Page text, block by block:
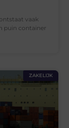
vaak
puin container
ZAKELIJK